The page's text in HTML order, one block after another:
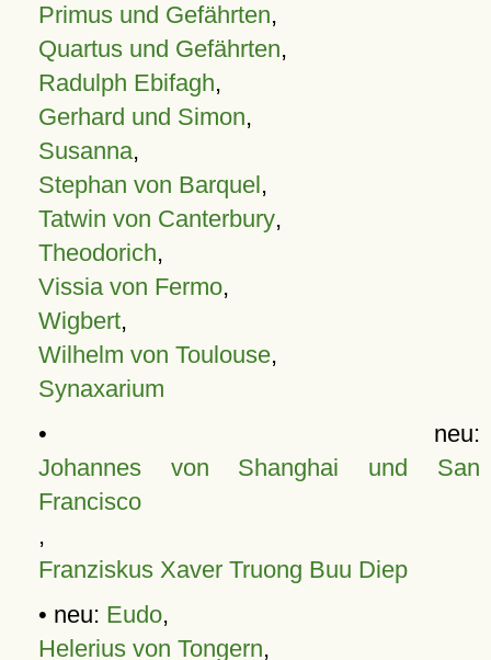
Primus und Gefährten,
Quartus und Gefährten,
Radulph Ebifagh,
Gerhard und Simon,
Susanna,
Stephan von Barquel,
Tatwin von Canterbury,
Theodorich,
Vissia von Fermo,
Wigbert,
Wilhelm von Toulouse,
Synaxarium
• neu:
Johannes von Shanghai und San
Francisco
,
Franziskus Xaver Truong Buu Diep
• neu: Eudo,
Helerius von Tongern,